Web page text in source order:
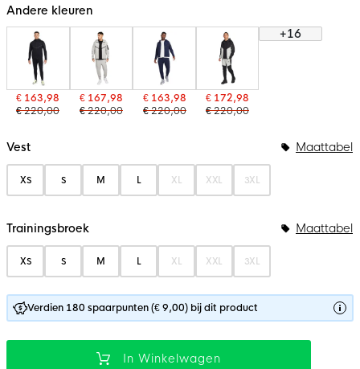
afbeeldingen-
gallerij
Andere kleuren
€ 163,98
€ 220,00
€ 167,98
€ 220,00
€ 163,98
€ 220,00
€ 172,98
€ 220,00
+16
Vest Maattabel
XS S M L XL XXL 3XL
Trainingsbroek Maattabel
XS S M L XL XXL 3XL
Verdien 180 spaarpunten (€ 9,00) bij dit product
In Winkelwagen